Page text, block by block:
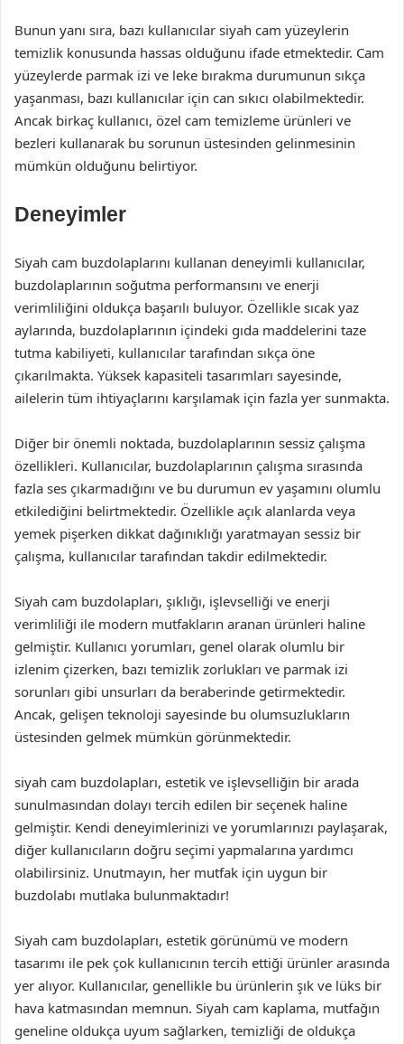
Bunun yanı sıra, bazı kullanıcılar siyah cam yüzeylerin
temizlik konusunda hassas olduğunu ifade etmektedir. Cam
yüzeylerde parmak izi ve leke bırakma durumunun sıkça
yaşanması, bazı kullanıcılar için can sıkıcı olabilmektedir.
Ancak birkaç kullanıcı, özel cam temizleme ürünleri ve
bezleri kullanarak bu sorunun üstesinden gelinmesinin
mümkün olduğunu belirtiyor.
Deneyimler
Siyah cam buzdolaplarını kullanan deneyimli kullanıcılar,
buzdolaplarının soğutma performansını ve enerji
verimliliğini oldukça başarılı buluyor. Özellikle sıcak yaz
aylarında, buzdolaplarının içindeki gıda maddelerini taze
tutma kabiliyeti, kullanıcılar tarafından sıkça öne
çıkarılmakta. Yüksek kapasiteli tasarımları sayesinde,
ailelerin tüm ihtiyaçlarını karşılamak için fazla yer sunmakta.
Diğer bir önemli noktada, buzdolaplarının sessiz çalışma
özellikleri. Kullanıcılar, buzdolaplarının çalışma sırasında
fazla ses çıkarmadığını ve bu durumun ev yaşamını olumlu
etkilediğini belirtmektedir. Özellikle açık alanlarda veya
yemek pişerken dikkat dağınıklığı yaratmayan sessiz bir
çalışma, kullanıcılar tarafından takdir edilmektedir.
Siyah cam buzdolapları, şıklığı, işlevselliği ve enerji
verimliliği ile modern mutfakların aranan ürünleri haline
gelmiştir. Kullanıcı yorumları, genel olarak olumlu bir
izlenim çizerken, bazı temizlik zorlukları ve parmak izi
sorunları gibi unsurları da beraberinde getirmektedir.
Ancak, gelişen teknoloji sayesinde bu olumsuzlukların
üstesinden gelmek mümkün görünmektedir.
siyah cam buzdolapları, estetik ve işlevselliğin bir arada
sunulmasından dolayı tercih edilen bir seçenek haline
gelmiştir. Kendi deneyimlerinizi ve yorumlarınızı paylaşarak,
diğer kullanıcıların doğru seçimi yapmalarına yardımcı
olabilirsiniz. Unutmayın, her mutfak için uygun bir
buzdolabı mutlaka bulunmaktadır!
Siyah cam buzdolapları, estetik görünümü ve modern
tasarımı ile pek çok kullanıcının tercih ettiği ürünler arasında
yer alıyor. Kullanıcılar, genellikle bu ürünlerin şık ve lüks bir
hava katmasından memnun. Siyah cam kaplama, mutfağın
geneline oldukça uyum sağlarken, temizliği de oldukça